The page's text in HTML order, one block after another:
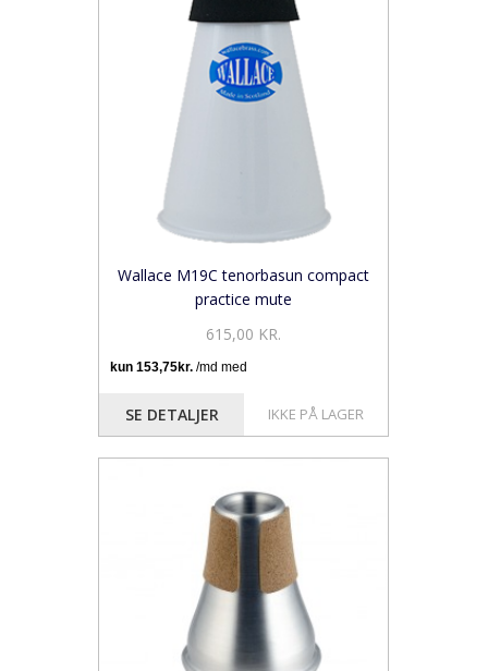
Wallace M19C tenorbasun compact
practice mute
615,00 KR.
SE DETALJER IKKE PÅ LAGER